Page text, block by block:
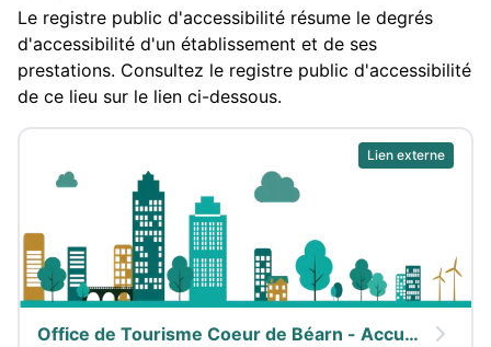
Le registre public d'accessibilité résume le degrés
d'accessibilité d'un établissement et de ses
prestations. Consultez le registre public d'accessibilité
de ce lieu sur le lien ci-dessous.
Lien externe
Office de Tourisme Coeur de Béarn - Accueil